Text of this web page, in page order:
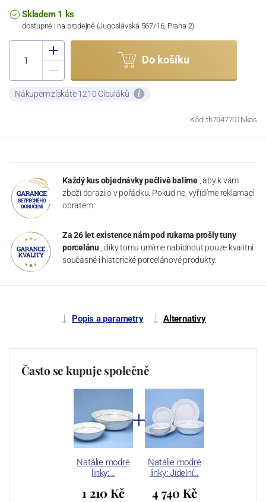
Skladem 1 ks
dostupné i na prodejně (Jugoslávská 567/16, Praha 2)
Do košíku
Nákupem získáte 1210 Cibuláků
Kód: th7047701Nkos
Každý kus objednávky pečlivě balíme , aby k vám
zboží dorazilo v pořádku. Pokud ne, vyřídíme reklamaci
obratem.
Za 26 let existence nám pod rukama prošly tuny
porcelánu , díky tomu umíme nabídnout pouze kvalitní
současné i historické porcelánové produkty.
Popis a parametry Alternativy
Často se kupuje společně
Natálie modré
linky:…
1 210 Kč
Natálie modré
linky: Jídelní…
4 740 Kč